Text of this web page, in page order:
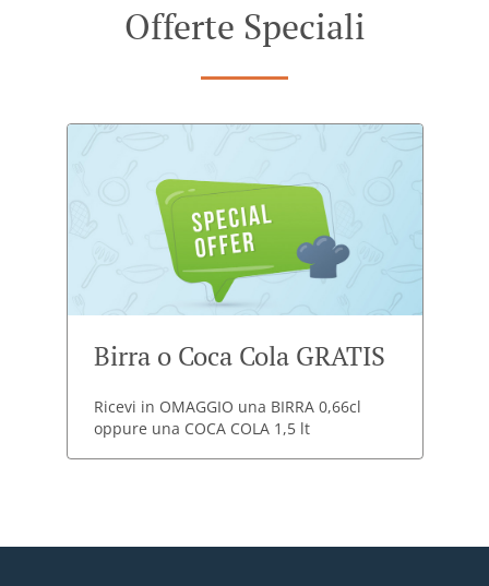
Offerte Speciali
Birra o Coca Cola GRATIS
Ricevi in OMAGGIO una BIRRA 0,66cl
oppure una COCA COLA 1,5 lt